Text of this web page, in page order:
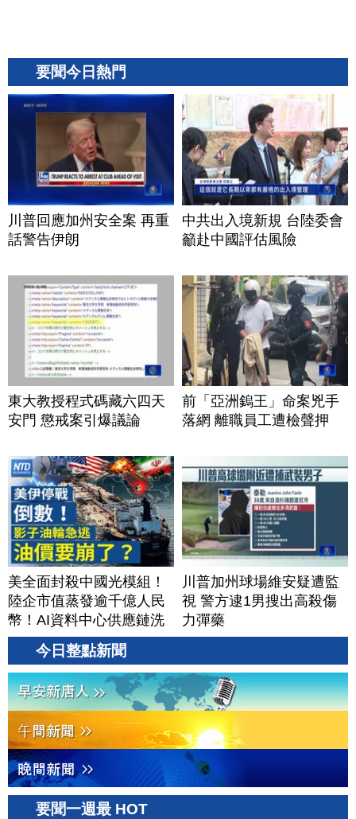
要聞今日熱門
川普回應加州安全案 再重
話警告伊朗
中共出入境新規 台陸委會
籲赴中國評估風險
東大教授程式碼藏六四天
安門 懲戒案引爆議論
前「亞洲鎢王」命案兇手
落網 離職員工遭檢聲押
美全面封殺中國光模組！
陸企市值蒸發逾千億人民
幣！AI資料中心供應鏈洗
牌？台灣喜迎轉單！成關
鍵樞紐？｜#財經新聞
│20260805 (三)
川普加州球場維安疑遭監
視 警方逮1男搜出高殺傷
力彈藥
今日整點新聞
要聞一週最 HOT